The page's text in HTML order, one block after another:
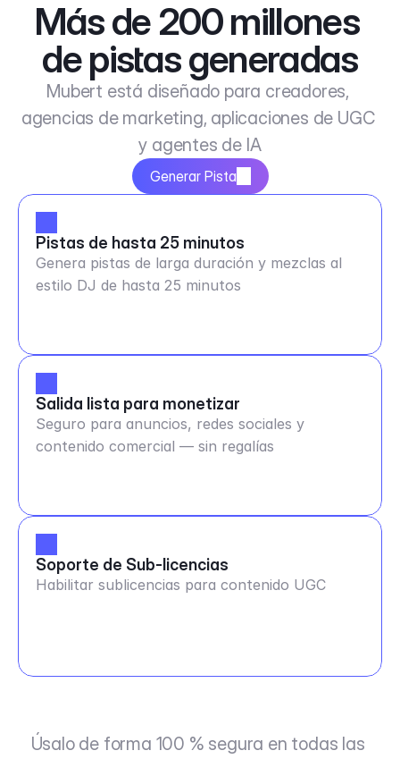
Más de 200 millones
de pistas generadas
Mubert está diseñado para creadores,
agencias de marketing, aplicaciones de UGC
y agentes de IA
Generar Pista
Pistas de hasta 25 minutos
Genera pistas de larga duración y mezclas al
estilo DJ de hasta 25 minutos
Salida lista para monetizar
Seguro para anuncios, redes sociales y
contenido comercial — sin regalías
Soporte de Sub-licencias
Habilitar sublicencias para contenido UGC
Úsalo de forma 100 % segura en todas las